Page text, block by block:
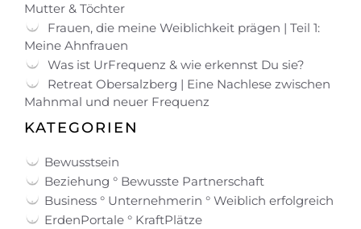
Mutter & Töchter
Frauen, die meine Weiblichkeit prägen | Teil 1:
Meine Ahnfrauen
Was ist UrFrequenz & wie erkennst Du sie?
Retreat Obersalzberg | Eine Nachlese zwischen
Mahnmal und neuer Frequenz
KATEGORIEN
Bewusstsein
Beziehung ° Bewusste Partnerschaft
Business ° Unternehmerin ° Weiblich erfolgreich
ErdenPortale ° KraftPlätze